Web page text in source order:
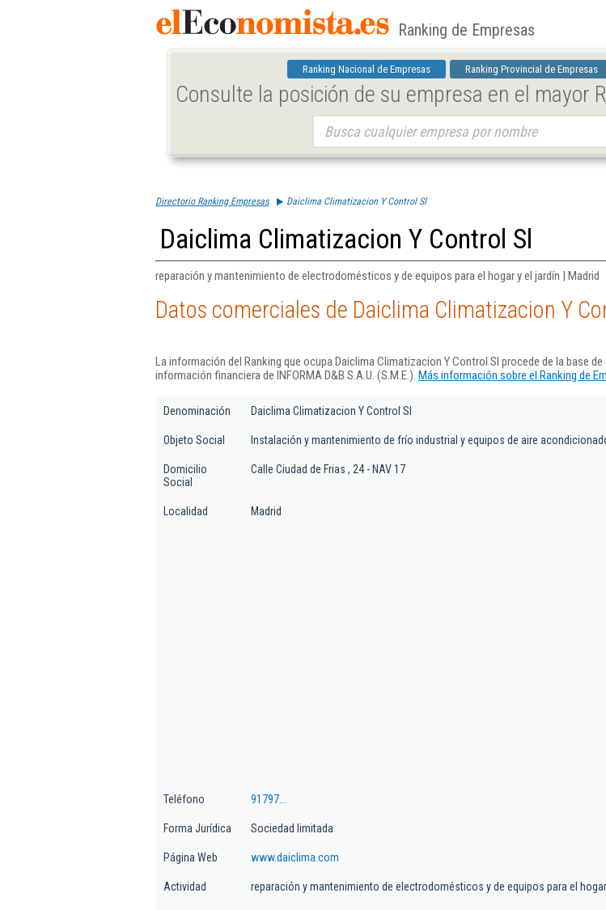
Ranking de Empresas
Ranking Nacional de Empresas Ranking Provincial de Empresas
Consulte la posición de su empresa en el mayor
Directorio Ranking Empresas Daiclima Climatizacion Y Control Sl
Daiclima Climatizacion Y Control Sl
reparación y mantenimiento de electrodomésticos y de equipos para el hogar y el jardín | Madrid
Datos comerciales de Daiclima Climatizacion Y
La información del Ranking que ocupa Daiclima Climatizacion Y Control Sl procede de la base
información financiera de INFORMA D&B S.A.U. (S.M.E.). Más información sobre el Ranking de
Denominación Daiclima Climatizacion Y Control Sl
Objeto Social Instalación y mantenimiento de frío industrial y equipos de aire
Domicilio
Social
Calle Ciudad de Frias , 24 - NAV 17
Localidad Madrid
Teléfono 91797...
Forma Jurídica Sociedad limitada
Página Web www.daiclima.com
Actividad reparación y mantenimiento de electrodomésticos y de equipos para el